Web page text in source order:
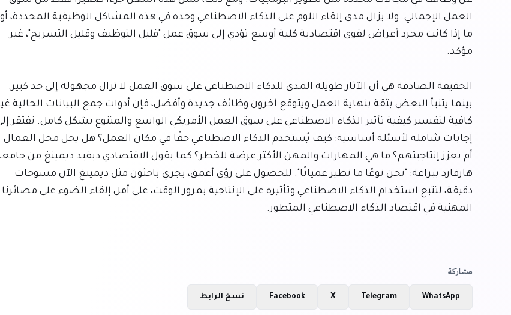
ما إذا كانت مجرد أعراض لقوى اقتصادية كلية أوسع تؤدي إلى سوق عمل "قليل التوظيف وقليل التسريح"، غير
المهنية في اقتصاد الذكاء الاصطناعي المتطور.
مشاركة
WhatsApp
Telegram
X
Facebook نسخ الرابط